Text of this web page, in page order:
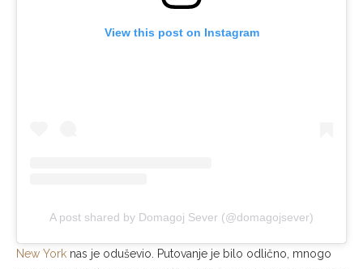
View this post on Instagram
A post shared by Domagoj Sever (@domagojsever)
New York nas je oduševio. Putovanje je bilo odlično, mnogo